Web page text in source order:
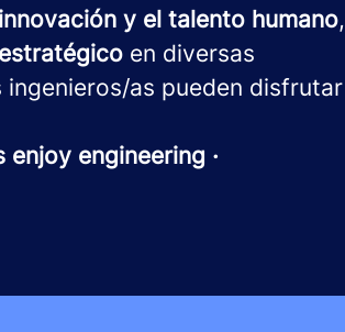
innovación y el talento humano,
en diversas
as pueden disfrutar
enjoy engineering ·